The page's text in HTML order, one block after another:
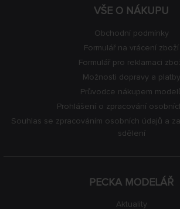
VŠE O NÁKUPU
Obchodní podmínky
Formulář na vrácení zboží
Formulář pro reklamaci
Možnosti dopravy a platby
Průvodce nákupem
Prohlášení o zpracování
Souhlas se zpracováním osobních údajů a
sdělení
PECKA MODELÁŘ
Aktuality